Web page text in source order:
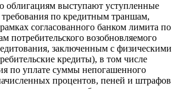
облигациям выступают уступленные
по кредитным траншам,
согласованного банком лимита по
потребительского возобновляемого
заключенным с физическими
кредиты), в том числе
по уплате суммы непогашенного
процентов, пеней и штрафов